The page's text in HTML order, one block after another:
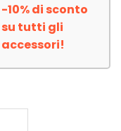
-10% di sconto
su tutti gli
accessori!